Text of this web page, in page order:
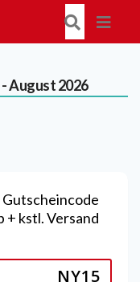
August 2026
+ kstl. Versand
NY15